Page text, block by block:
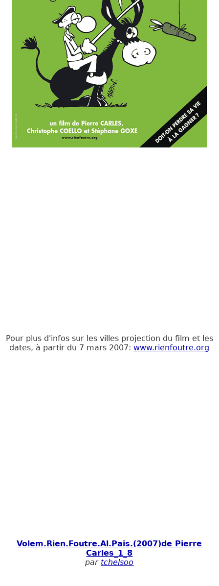
Pour plus d'infos sur les villes projection du film et les
dates, à partir du 7 mars 2007:www.rienfoutre.org
Volem.Rien.Foutre.Al.Pais.(2007)de Pierre
Carles_1_8
par tchelsoo